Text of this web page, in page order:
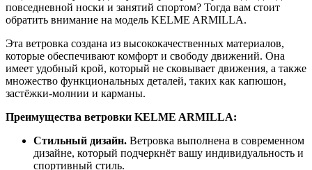
повседневной носки и занятий спортом? Тогда вам стоит
обратить внимание на модель KELME ARMILLA.
Эта ветровка создана из высококачественных материалов,
которые обеспечивают комфорт и свободу движений. Она
имеет удобный крой, который не сковывает движения, а также
множество функциональных деталей, таких как капюшон,
застёжки-молнии и карманы.
Преимущества ветровки KELME ARMILLA:
Стильный дизайн. Ветровка выполнена в современном
дизайне, который подчеркнёт вашу индивидуальность и
спортивный стиль.